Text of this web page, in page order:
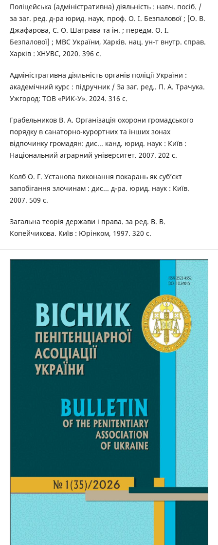
Поліцейська (адміністративна) діяльність : навч. посіб. /
за заг. ред. д-ра юрид. наук, проф. О. І. Безпалової ; [О. В.
Джафарова, С. О. Шатрава та ін. ; передм. О. І.
Безпалової] ; МВС України, Харків. нац. ун-т внутр. справ.
Харків : ХНУВС, 2020. 396 с.
Адміністративна діяльність органів поліції України :
академічний курс : підручник / За заг. ред.. П. А. Трачука.
Ужгород: ТОВ «РИК-У». 2024. 316 с.
Грабельников В. А. Організація охорони громадського
порядку в санаторно-курортних та інших зонах
відпочинку громадян: дис... канд. юрид. наук : Київ :
Національний аграрний університет. 2007. 202 с.
Колб О. Г. Установа виконання покарань як суб’єкт
запобігання злочинам : дис... д-ра. юрид. наук : Київ.
2007. 509 с.
Загальна теорія держави і права. за ред. В. В.
Копейчикова. Київ : Юрінком, 1997. 320 с.